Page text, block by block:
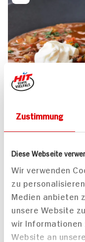
Zustimmung
Diese Webseite
Wir verwenden
zu
Medien anbieten
unsere Website
wir Informationen
Website an
für 2 Personen
Schwer